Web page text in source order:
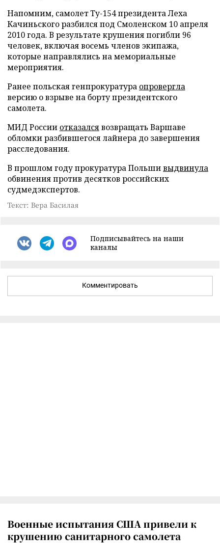
Напомним, самолет Ту-154 президента Леха
Качиньского разбился под Смоленском 10 апреля
2010 года. В результате крушения погибли 96
человек, включая восемь членов экипажа,
которые направлялись на мемориальные
мероприятия.
Ранее польская генпрокуратура опровергла
версию о взрыве на борту президентского
самолета.
МИД России отказалсявозвращать Варшаве
обломки разбившегося лайнера до завершения
расследования.
В прошлом году прокуратура Польшивыдвинула
обвинения против десятков российских
судмедэкспертов.
Текст: Вера Басилая
Подписывайтесь на наши
каналы
Комментировать
Военные испытания США привели к
крушению санитарного самолета